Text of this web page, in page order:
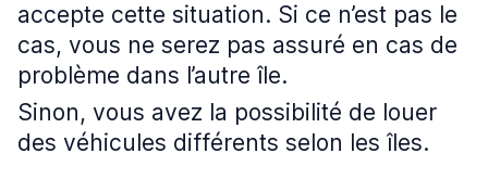
accepte cette situation. Si ce n’est pas le
cas, vous ne serez pas assuré en cas de
problème dans l’autre île.
Sinon, vous avez la possibilité de louer
des véhicules différents selon les îles.